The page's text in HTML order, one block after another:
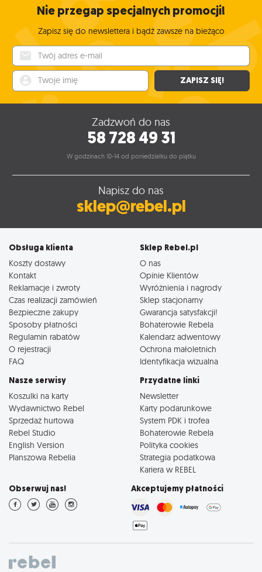
Nie przegap specjalnych promocji!
Zapisz się do newslettera i bądź zawsze na bieżąco
ZAPISZ SIĘ!
Zadzwoń do nas
58 728 49 31
W godzinach 10-14 od poniedziałku do piątku
Napisz do nas
sklep@rebel.pl
Obsługa klienta
Koszty dostawy
Kontakt
Reklamacje i zwroty
Czas realizacji zamówień
Bezpieczne zakupy
Sposoby płatności
Regulamin rabatów
O rejestracji
FAQ
Sklep Rebel.pl
O nas
Opinie Klientów
Wyróżnienia i nagrody
Sklep stacjonarny
Gwarancja satysfakcji!
Bohaterowie Rebela
Kalendarz adwentowy
Ochrona małoletnich
Identyfikacja wizualna
Nasze serwisy
Koszulki na karty
Wydawnictwo Rebel
Sprzedaż hurtowa
Rebel Studio
English Version
Planszowa Rebelia
Przydatne linki
Newsletter
Karty podarunkowe
System PDK i trofea
Bohaterowie Rebela
Polityka cookies
Strategia podatkowa
Kariera w REBEL
Obserwuj nas! Akceptujemy płatności